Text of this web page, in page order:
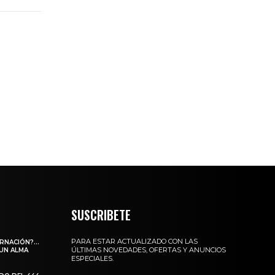
ALMA
SUSCRIBETE
PARA ESTAR ACTUALIZADO CON LAS
ÚLTIMAS NOVEDADES, OFERTAS Y ANUNCIOS
ESPECIALES.